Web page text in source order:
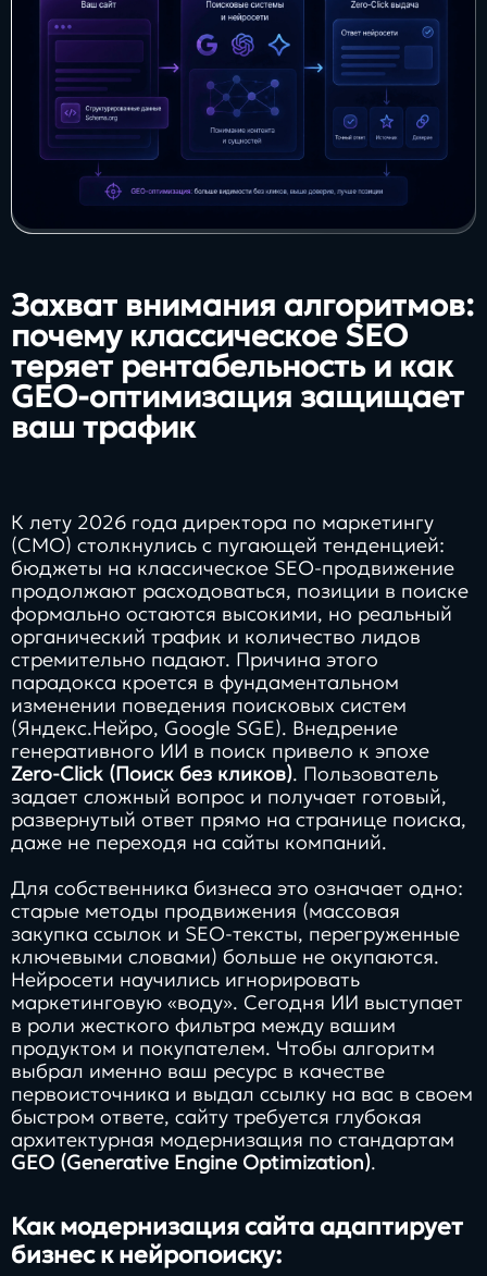
Захват внимания алгоритмов:
почему классическое SEO
теряет рентабельность и как
GEO-оптимизация защищает
ваш трафик
К лету 2026 года директора по маркетингу
(CMO) столкнулись с пугающей тенденцией:
бюджеты на классическое SEO-продвижение
продолжают расходоваться, позиции в поиске
формально остаются высокими, но реальный
органический трафик и количество лидов
стремительно падают. Причина этого
парадокса кроется в фундаментальном
изменении поведения поисковых систем
(Яндекс.Нейро, Google SGE). Внедрение
генеративного ИИ в поиск привело к эпохе
Zero-Click (Поиск без кликов). Пользователь
задает сложный вопрос и получает готовый,
развернутый ответ прямо на странице поиска,
даже не переходя на сайты компаний.
Для собственника бизнеса это означает одно:
старые методы продвижения (массовая
закупка ссылок и SEO-тексты, перегруженные
ключевыми словами) больше не окупаются.
Нейросети научились игнорировать
маркетинговую «воду». Сегодня ИИ выступает
в роли жесткого фильтра между вашим
продуктом и покупателем. Чтобы алгоритм
выбрал именно ваш ресурс в качестве
первоисточника и выдал ссылку на вас в своем
быстром ответе, сайту требуется глубокая
архитектурная модернизация по стандартам
GEO (Generative Engine Optimization).
Как модернизация сайта адаптирует
бизнес к нейропоиску: